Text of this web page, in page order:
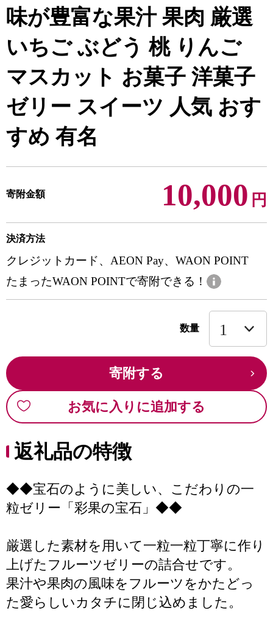
味が豊富な果汁 果肉 厳選
いちご ぶどう 桃 りんご
マスカット お菓子 洋菓子
ゼリー スイーツ 人気 おす
すめ 有名
寄附金額 10,000 円
決済方法
クレジットカード、AEON Pay、WAON POINT
たまったWAON POINTで寄附できる！
数量
寄附する
お気に入りに追加する
返礼品の特徴
◆◆宝石のように美しい、こだわりの一
粒ゼリー「彩果の宝石」◆◆
厳選した素材を用いて一粒一粒丁寧に作り
上げたフルーツゼリーの詰合せです。
果汁や果肉の風味をフルーツをかたどっ
た愛らしいカタチに閉じ込めました。